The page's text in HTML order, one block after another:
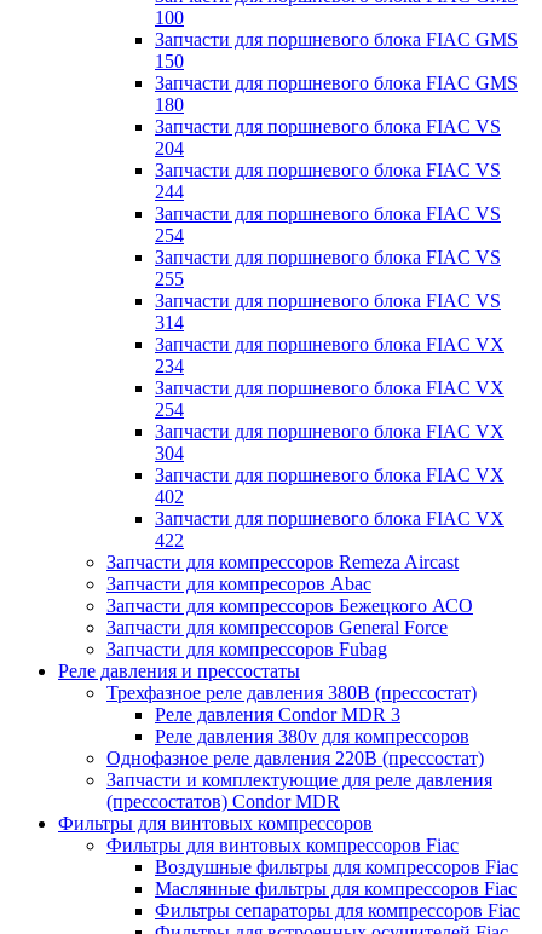
100
Запчасти для поршневого блока FIAC GMS
150
Запчасти для поршневого блока FIAC GMS
180
Запчасти для поршневого блока FIAC VS
204
Запчасти для поршневого блока FIAC VS
244
Запчасти для поршневого блока FIAC VS
254
Запчасти для поршневого блока FIAC VS
255
Запчасти для поршневого блока FIAC VS
314
Запчасти для поршневого блока FIAC VX
234
Запчасти для поршневого блока FIAC VX
254
Запчасти для поршневого блока FIAC VX
304
Запчасти для поршневого блока FIAC VX
402
Запчасти для поршневого блока FIAC VX
422
Запчасти для компрессоров Remeza Aircast
Запчасти для компресоров Abac
Запчасти для компрессоров Бежецкого АСО
Запчасти для компрессоров General Force
Запчасти для компрессоров Fubag
Реле давления и прессостаты
Трехфазное реле давления 380В (прессостат)
Реле давления Condor MDR 3
Реле давления 380v для компрессоров
Однофазное реле давления 220В (прессостат)
Запчасти и комплектующие для реле давления
(прессостатов) Condor MDR
Фильтры для винтовых компрессоров
Фильтры для винтовых компрессоров Fiac
Воздушные фильтры для компрессоров Fiac
Маслянные фильтры для компрессоров Fiac
Фильтры сепараторы для компрессоров Fiac